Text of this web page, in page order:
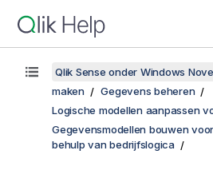
Qlik Sense onder Windows
maken
Gegevens beheren
Logische modellen aanpassen
Gegevensmodellen bouwen
behulp van bedrijfslogica